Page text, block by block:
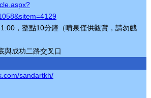
，整點10分鐘（噴泉僅供觀賞，請勿戲
與成功二路交叉口
sandartkh/